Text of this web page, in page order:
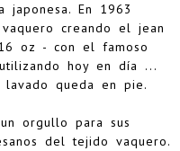
En 1963
creando el jean
oz - con el famoso
hoy en día ...
queda en pie.
orgullo para sus
del tejido vaquero.